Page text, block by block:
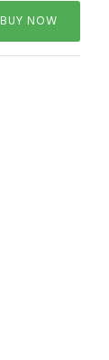
BUY NOW